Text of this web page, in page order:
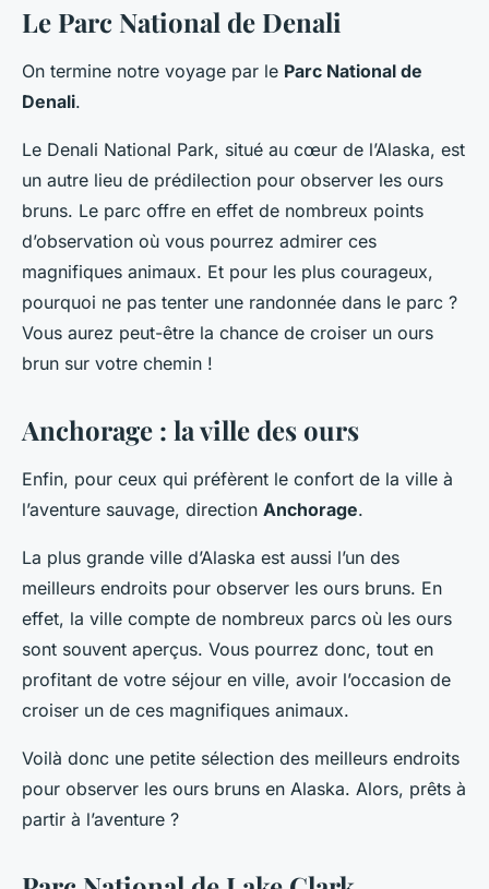
Le Parc National de Denali
On termine notre voyage par le Parc National de
Denali.
Le Denali National Park, situé au cœur de l’Alaska, est
un autre lieu de prédilection pour observer les ours
bruns. Le parc offre en effet de nombreux points
d’observation où vous pourrez admirer ces
magnifiques animaux. Et pour les plus courageux,
pourquoi ne pas tenter une randonnée dans le parc ?
Vous aurez peut-être la chance de croiser un ours
brun sur votre chemin !
Anchorage : la ville des ours
Enfin, pour ceux qui préfèrent le confort de la ville à
l’aventure sauvage, direction Anchorage.
La plus grande ville d’Alaska est aussi l’un des
meilleurs endroits pour observer les ours bruns. En
effet, la ville compte de nombreux parcs où les ours
sont souvent aperçus. Vous pourrez donc, tout en
profitant de votre séjour en ville, avoir l’occasion de
croiser un de ces magnifiques animaux.
Voilà donc une petite sélection des meilleurs endroits
pour observer les ours bruns en Alaska. Alors, prêts à
partir à l’aventure ?